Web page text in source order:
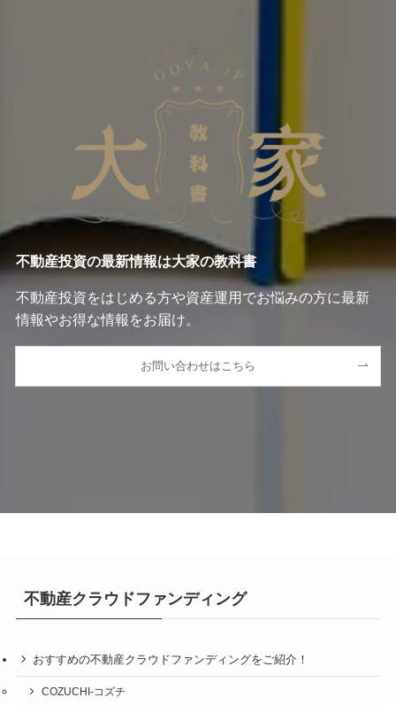
不動産投資の最新情報は大家の教科書
不動産投資をはじめる方や資産運用でお悩みの方に最新
情報やお得な情報をお届け。
お問い合わせはこちら
不動産クラウドファンディング
おすすめの不動産クラウドファンディングをご紹介！
COZUCHI-コズチ